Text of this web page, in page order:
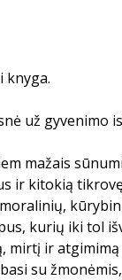
knyga.
už gyvenimo
mažais
ir kitokią
kurių iki tol
mirtį ir
su